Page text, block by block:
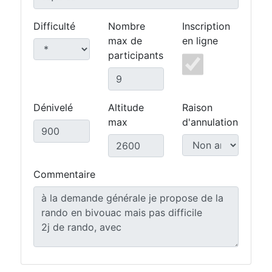
Difficulté
Nombre
max de
participants
Inscription
en ligne
Dénivelé
Altitude
max
Raison
d'annulation
Commentaire